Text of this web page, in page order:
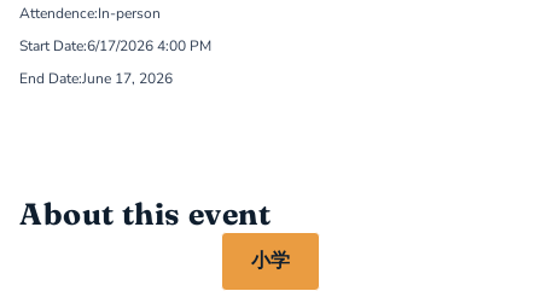
Attendence:In-person
Start Date:6/17/2026 4:00 PM
End Date:June 17, 2026
About this event
小学